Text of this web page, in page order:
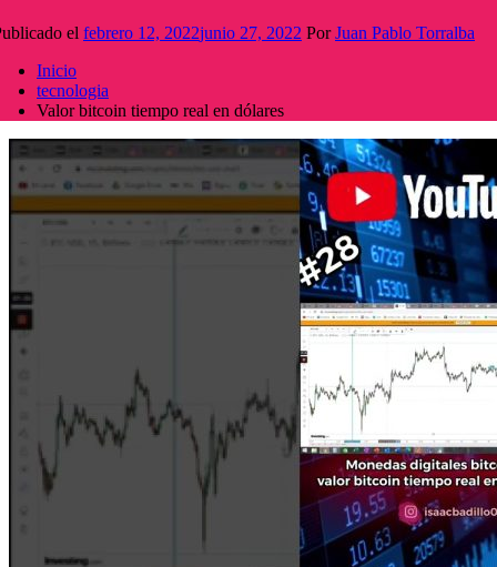
el febrero 12, 2022junio 27, 2022 PorJuan Pablo Torralba
Inicio
tecnologia
Valor bitcoin tiempo real en dólares